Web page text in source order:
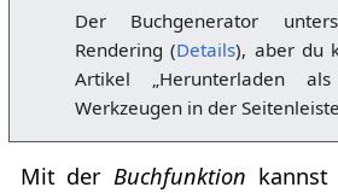
Der Buchgenerator
Rendering (Details), aber du
Artikel „Herunterladen
Werkzeugen in der
Mit derBuchfunktion